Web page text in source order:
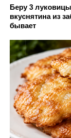
Беру 3
вкуснятина из
бывает